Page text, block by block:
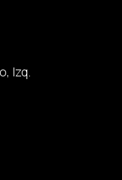
Izq.